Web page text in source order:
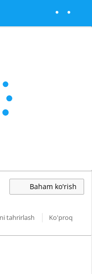
Baham ko'rish
tahrirlash
Ko'proq